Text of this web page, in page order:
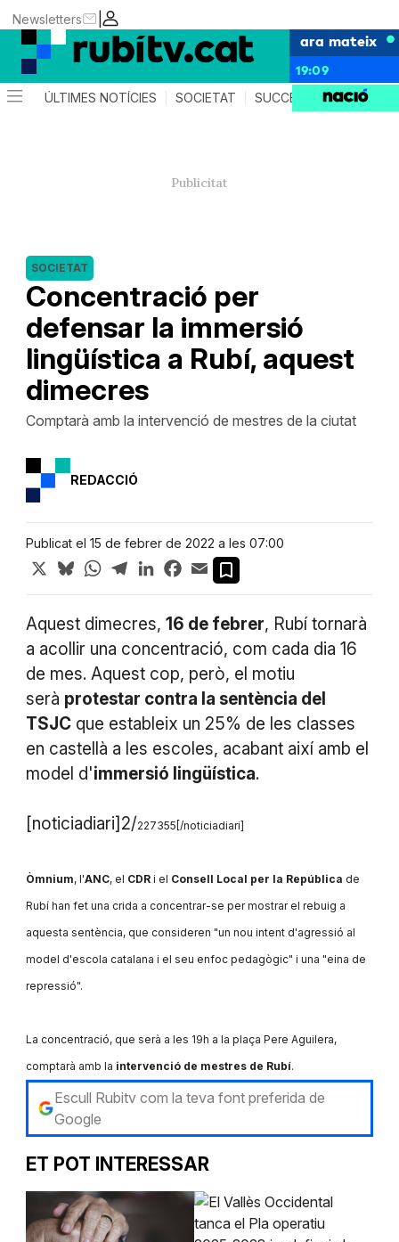
|
Newsletters
ara mateix
19:09
ÚLTIMES NOTÍCIES SOCIETAT SUCCESSOS
Concentració per
defensar la immersió
lingüística a Rubí, aquest
dimecres
SOCIETAT
Comptarà amb la intervenció de mestres de la ciutat
REDACCIÓ
Publicat el 15 de febrer de 2022 a les 07:00
X BlueskyWhatsApp
TelegramLinkedInFacebook
Email
Aquest dimecres, 16 de febrer, Rubí tornarà
a acollir una concentració, com cada dia 16
de mes. Aquest cop, però, el motiu
serà protestar contra la sentència del
TSJCque estableix un 25% de les classes
en castellà a les escoles, acabant així amb el
model d'immersió lingüística.
[noticiadiari]2/227355[/noticiadiari]
Òmnium, l'ANC, el CDRi el Consell Local per la República de
Rubí han fet una crida a concentrar-se per mostrar el rebuig a
aquesta sentència, que consideren "un nou intent d'agressió al
model d'escola catalana i el seu enfoc pedagògic" i una "eina de
repressió".
La concentració, que serà a les 19h a la plaça Pere Aguilera,
comptarà amb la intervenció de mestres de Rubí.
Escull Rubitv com la teva font preferida de
Google
ET POT INTERESSAR